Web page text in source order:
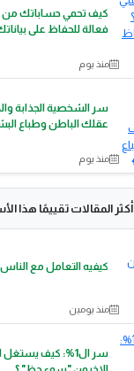
فعالة للحفاظ على
منذ يوم
سر الشخصية الجذابة
عقلك الباطن وطباع
منذ يوم
أكثر المقالات تقييمًا هذا
كيفيه التعامل مع
منذ يومين
سر ال1%: كيف